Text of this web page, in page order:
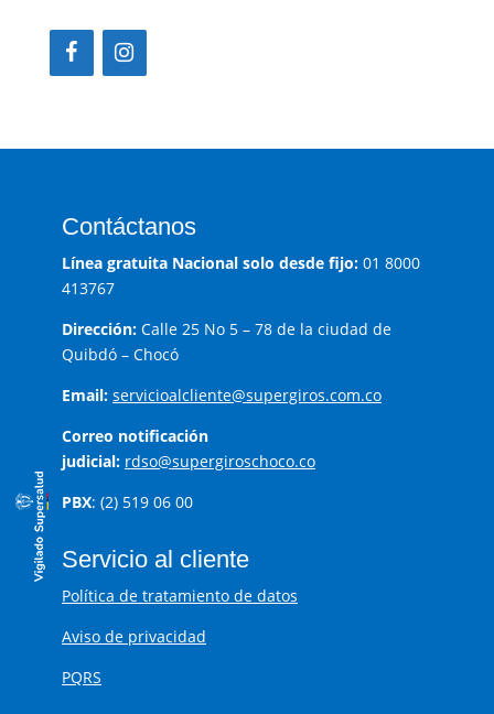
Contáctanos
Línea gratuita Nacional solo desde fijo: 01 8000
413767
Dirección: Calle 25 No 5 – 78 de la ciudad de
Quibdó – Chocó
Email: servicioalcliente@supergiros.com.co
Correo notificación
judicial: rdso@supergiroschoco.co
PBX: (2) 519 06 00
Servicio al cliente
Política de tratamiento de datos
Aviso de privacidad
PQRS